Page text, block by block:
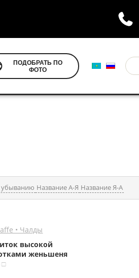
ПОДОБРАТЬ ПО
ФОТО
убыванию Название А-Я Название Я-А
• Чалды
высокой
женьшеня
□